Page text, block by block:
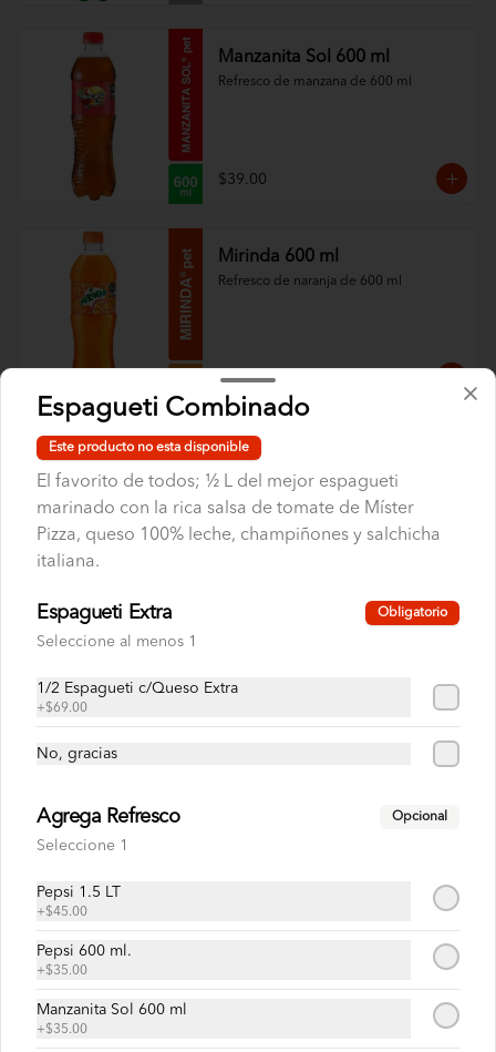
Manzanita Sol 600 ml
Refresco de manzana de 600 ml
$39.00
Mirinda 600 ml
Refresco de naranja de 600 ml
$39.00
Pepsi 600 ml
Refresco Pepsi de 600 ml
Escríbenos
Términos y condiciones
Política de privacidad
Redes sociales
Espagueti Combinado
Este producto no esta disponible
El favorito de todos; ½ L del mejor espagueti
marinado con la rica salsa de tomate de Míster
Pizza, queso 100% leche, champiñones y salchicha
italiana.
Espagueti Extra Obligatorio
Seleccione al menos 1
1/2 Espagueti c/Queso Extra
+$69.00
No, gracias
Agrega Refresco Opcional
Seleccione 1
Pepsi 1.5 LT
+$45.00
Pepsi 600 ml.
+$35.00
Manzanita Sol 600 ml
+$35.00